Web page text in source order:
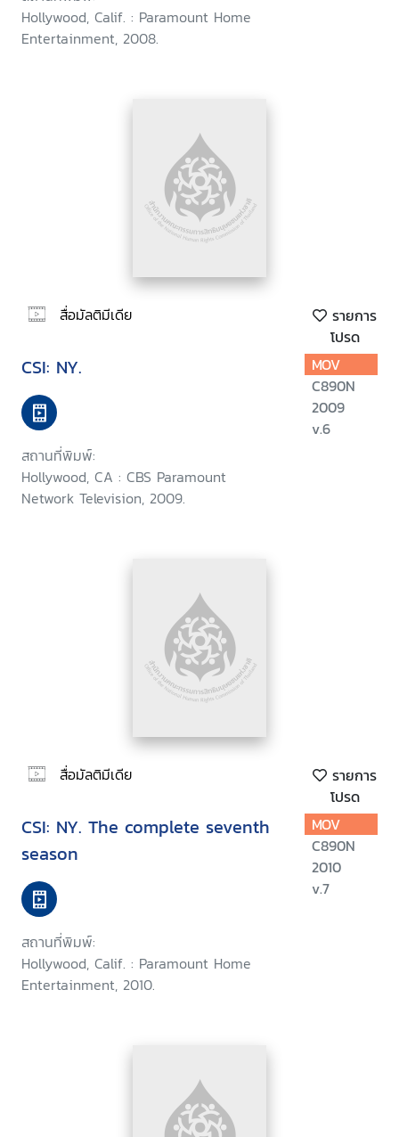
Hollywood, Calif. : Paramount Home
Entertainment, 2008.
สื่อมัลติมีเดีย
รายการ
โปรด
CSI: NY.
สถานที่พิมพ์:
Hollywood, CA : CBS Paramount
Network Television, 2009.
MOV
C890N
2009
v.6
สื่อมัลติมีเดีย
รายการ
โปรด
CSI: NY. The complete seventh
season
สถานที่พิมพ์:
Hollywood, Calif. : Paramount Home
Entertainment, 2010.
MOV
C890N
2010
v.7